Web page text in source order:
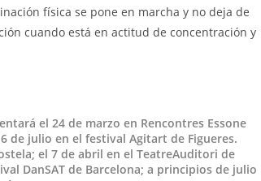
física se pone en marcha y no deja de
cuando está en actitud de concentración y
el 24 de marzo en Rencontres Essone
de julio en el festival Agitart de Figueres.
el 7 de abril en el TeatreAuditori de
DanSAT de Barcelona; a principios de julio